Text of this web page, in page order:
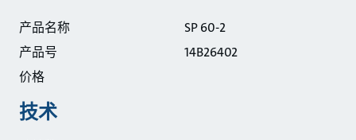
产品名称
SP 60-2
产品号
14B26402
价格
技术